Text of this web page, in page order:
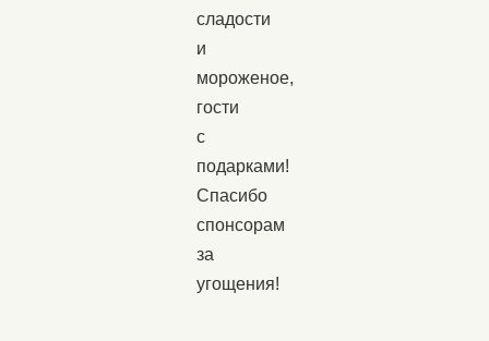
сладости
и
мороженое,
гости
с
подарками!
Спасибо
спонсорам
за
угощения!